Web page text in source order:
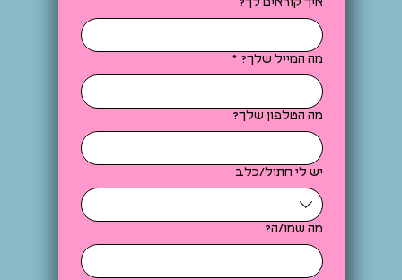
מה המייל שלך? *
מה הטלפון שלך?
יש לי חתול/כלב
מה שמו/ה?